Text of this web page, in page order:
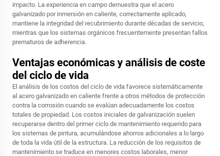
impacto. La experiencia en campo demuestra que el acero
galvanizado por inmersión en caliente, correctamente aplicado,
mantiene la integridad del recubrimiento durante décadas de servicio,
mientras que los sistemas orgánicos frecuentemente presentan fallos
prematuros de adherencia.
Ventajas económicas y análisis de coste
del ciclo de vida
El análisis de los costos del ciclo de vida favorece sistemáticamente
al acero galvanizado en caliente frente a otros métodos de protección
contra la corrosión cuando se evalúan adecuadamente los costos
totales de propiedad. Los costos iniciales de galvanización suelen
recuperarse dentro del primer ciclo de mantenimiento requerido para
los sistemas de pintura, acumulándose ahorros adicionales a lo largo
de toda la vida útil de la estructura. La reducción de los requisitos de
mantenimiento se traduce en menores costos laborales, menor